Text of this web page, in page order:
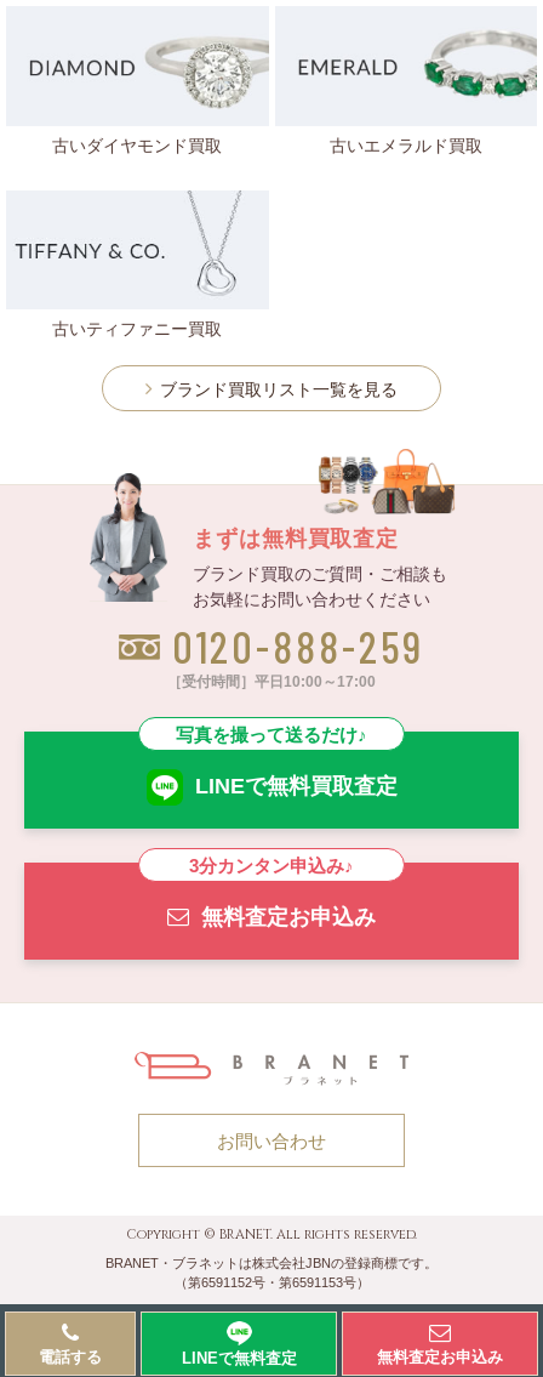
古いダイヤモンド買取 古いエメラルド買取
古いティファニー買取
ブランド買取リスト一覧を見る
まずは無料買取査定
ブランド買取のご質問・ご相談も
お気軽にお問い合わせください
0120-888-259
［受付時間］平日10:00～17:00
LINEで無料買取査定
写真を撮って送るだけ♪
無料査定お申込み
3分カンタン申込み♪
電話する LINEで無料査定 無料査定お申込み
お問い合わせ
Copyright © BRANET. All rights reserved.
BRANET・ブラネットは株式会社JBNの登録商標です。
（第6591152号・第6591153号）